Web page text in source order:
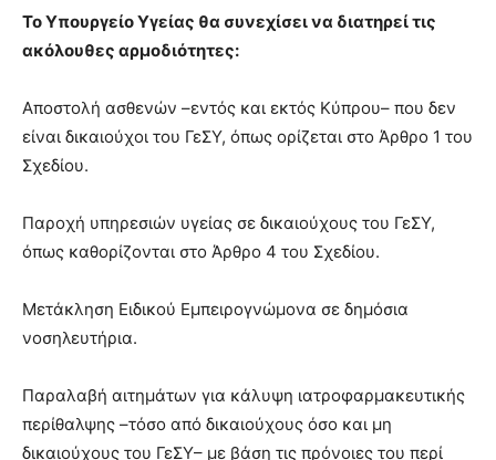
Το Υπουργείο Υγείας θα συνεχίσει να διατηρεί τις
ακόλουθες αρμοδιότητες:
Αποστολή ασθενών –εντός και εκτός Κύπρου– που δεν
είναι δικαιούχοι του ΓεΣΥ, όπως ορίζεται στο Άρθρο 1 του
Σχεδίου.
Παροχή υπηρεσιών υγείας σε δικαιούχους του ΓεΣΥ,
όπως καθορίζονται στο Άρθρο 4 του Σχεδίου.
Μετάκληση Ειδικού Εμπειρογνώμονα σε δημόσια
νοσηλευτήρια.
Παραλαβή αιτημάτων για κάλυψη ιατροφαρμακευτικής
περίθαλψης –τόσο από δικαιούχους όσο και μη
δικαιούχους του ΓεΣΥ– με βάση τις πρόνοιες του περί